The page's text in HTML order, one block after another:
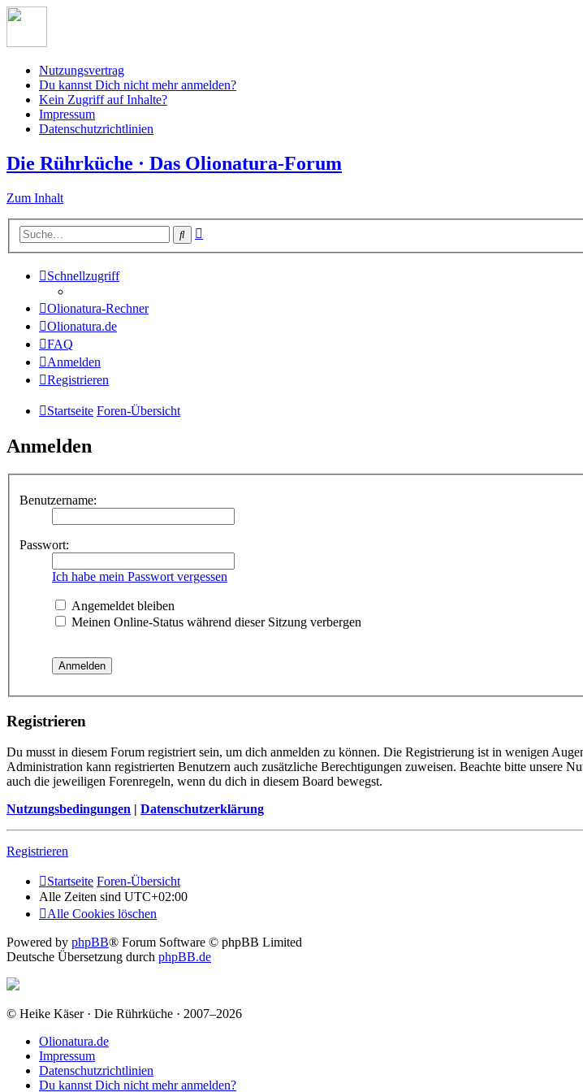
Nutzungsvertrag
Du kannst Dich nicht mehr anmelden?
Kein Zugriff auf Inhalte?
Impressum
Datenschutzrichtlinien
Die Rührküche · Das Olionatura-Forum
Zum Inhalt
Suche
Schnellzugriff
Olionatura-Rechner
Olionatura.de
FAQ
Anmelden
Registrieren
Startseite Foren-Übersicht
Anmelden
Benutzername:
Passwort:
Ich habe mein Passwort vergessen
Angemeldet bleiben
Meinen Online-Status während dieser Sitzung verbergen
Registrieren
Du musst in diesem Forum registriert sein, um dich anmelden zu können. Die Registrierung ist in wenigen
Administration kann registrierten Benutzern auch zusätzliche Berechtigungen zuweisen. Beachte bitte unsere
auch die jeweiligen Forenregeln, wenn du dich in diesem Board bewegst.
Nutzungsbedingungen | Datenschutzerklärung
Registrieren
Startseite Foren-Übersicht
Alle Zeiten sind UTC+02:00
Alle Cookies löschen
Powered by phpBB® Forum Software © phpBB Limited
Deutsche Übersetzung durch phpBB.de
© Heike Käser · Die Rührküche · 2007–2026
Olionatura.de
Impressum
Datenschutzrichtlinien
Du kannst Dich nicht mehr anmelden?